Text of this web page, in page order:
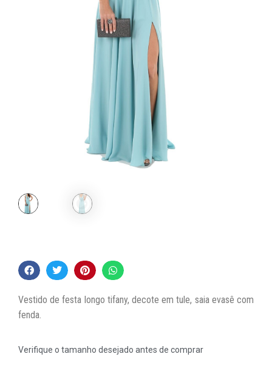
Vestido de festa longo tifany, decote em tule, saia evasê com
fenda.
Verifique o tamanho desejado antes de comprar